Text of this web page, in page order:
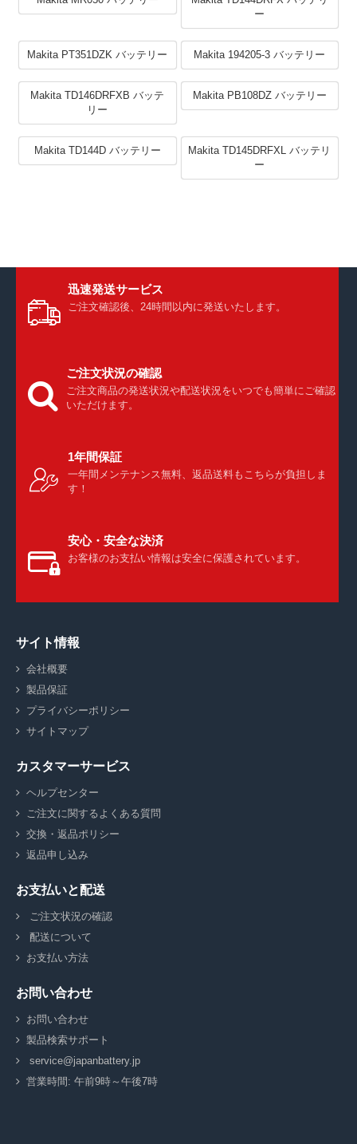
ー
Makita PT351DZK バッテリー Makita 194205-3 バッテリー
Makita TD146DRFXB バッテ
リー
Makita PB108DZ バッテリー
Makita TD144D バッテリー
Makita TD145DRFXL バッテリ
ー
迅速発送サービス
ご注文確認後、24時間以内に発送いたします。
ご注文状況の確認
ご注文商品の発送状況や配送状況をいつでも簡単にご確認
いただけます。
1年間保証
一年間メンテナンス無料、返品送料もこちらが負担しま
す！
安心・安全な決済
お客様のお支払い情報は安全に保護されています。
サイト情報
会社概要
製品保証
プライバシーポリシー
サイトマップ
カスタマーサービス
ヘルプセンター
ご注文に関するよくある質問
交換・返品ポリシー
返品申し込み
お支払いと配送
ご注文状況の確認
配送について
お支払い方法
お問い合わせ
お問い合わせ
製品検索サポート
service@japanbattery.jp
営業時間: 午前9時～午後7時